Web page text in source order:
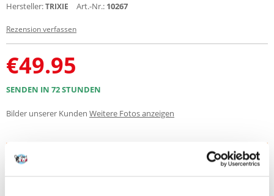
Hersteller:TRIXIE Art.-Nr.: 10267
Rezension verfassen
€49.95
SENDEN IN 72 STUNDEN
Bilder unserer Kunden Weitere Fotos anzeigen
Produktbeschreibung